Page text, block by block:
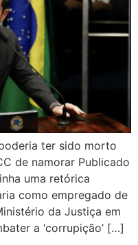
ter sido morto
de namorar Publicado
uma retórica
como empregado de
da Justiça em
a ‘corrupição’ […]